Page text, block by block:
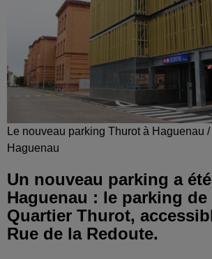
Le nouveau parking Thurot à Haguenau
Haguenau
Un nouveau parking a
Haguenau : le parking de
Quartier Thurot,
Rue de la Redoute.